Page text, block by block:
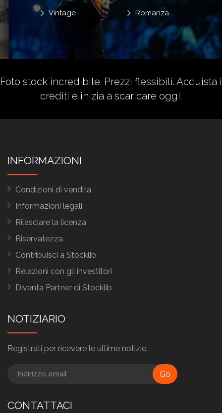
Romanza
Vintage
Foto stock incredibile. Prezzi flessibili. Acquista i
crediti e inizia a scaricare oggi.
INFORMAZIONI
Condizioni di vendita
Informazioni legali
Rilasciare la licenza
Riservatezza
Contribuisci a Stocklib
Relazioni con gli investitori
Diventa Partner di Stocklib
NOTIZIARIO
Registrati per ricevere le ultime notizie.
Go
CONTATTACI